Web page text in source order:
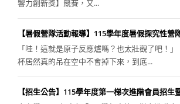
響力創新獎】競賽，又...
【暑假營隊活動報導】115學年度暑假探究性營
「哇！這就是原子反應爐嗎？也太壯觀了吧！
杯居然真的吊在空中不會掉下來，到底...
【招生公告】115學年度第一梯次進階會員招生